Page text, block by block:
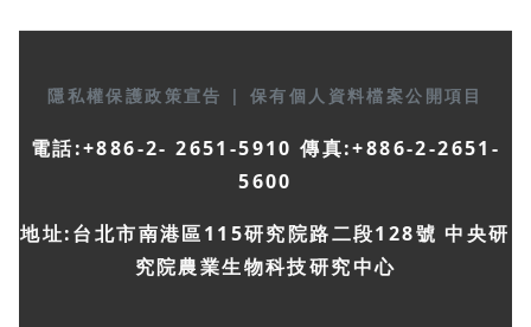
隱私權保護政策宣告 | 保有個人資料檔案公開項目
電話:+886-2- 2651-5910 傳真:+886-2-2651-
5600
地址:台北市南港區115研究院路二段128號 中央研
究院農業生物科技研究中心